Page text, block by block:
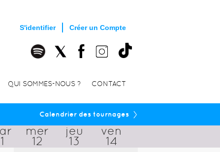
S'identifier Créer un Compte
QUI SOMMES-NOUS ? CONTACT
Calendrier des tournages ›
mer
12
jeu
13
ven
14